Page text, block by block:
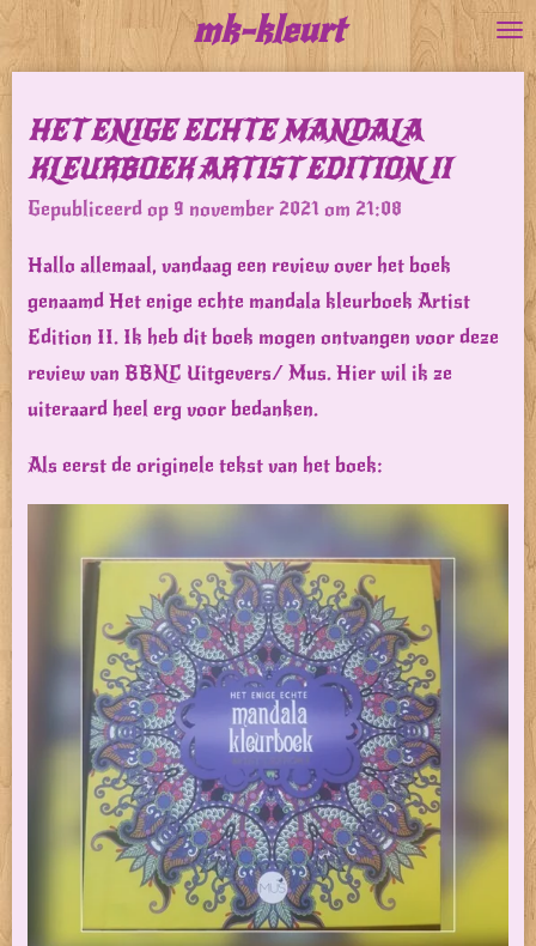
direct
de
hoofdinhoud
mk-kleurt
HET ENIGE ECHTE MANDALA
KLEURBOEK ARTIST EDITION II
Gepubliceerd op 9 november 2021 om 21:08
Hallo allemaal, vandaag een review over het boek
genaamd Het enige echte mandala kleurboek Artist
Edition II. Ik heb dit boek mogen ontvangen voor deze
review van BBNC Uitgevers/ Mus. Hier wil ik ze
uiteraard heel erg voor bedanken.
Als eerst de originele tekst van het boek: